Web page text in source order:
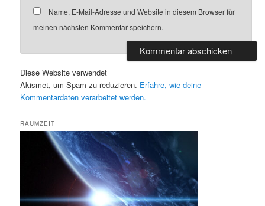
Name, E-Mail-Adresse und Website in diesem Browser für
meinen nächsten Kommentar speichern.
Diese Website verwendet
Akismet, um Spam zu reduzieren. Erfahre, wie deine
Kommentardaten verarbeitet werden.
RAUMZEIT